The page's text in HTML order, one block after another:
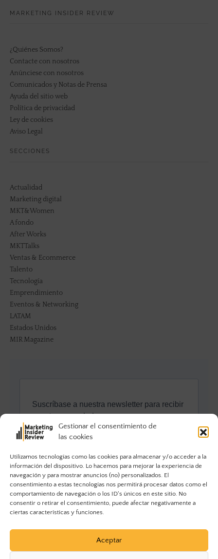
Gestionar el consentimiento de
las cookies
Utilizamos tecnologías como las cookies para almacenar y/o acceder a la
información del dispositivo. Lo hacemos para mejorar la experiencia de
navegación y para mostrar anuncios (no) personalizados. El
consentimiento a estas tecnologías nos permitirá procesar datos como el
comportamiento de navegación o los ID's únicos en este sitio. No
consentir o retirar el consentimiento, puede afectar negativamente a
ciertas características y funciones.
Aceptar
MARKETING INSIDER REVIEW
¿Quiénes Somos?
Contacte con nosotros
Anúnciese con nosotros
Comunicados y Notas de Prensa
Ayuda del sitio web
Política de privacidad
Ley de cookies
Aviso Legal
SECCIONES
Actualidad
Marketing digital
MKT&Women
A fondo
After Works
MKTTalks
Ventas & Ecommerce
Talento
Tecnología
Emprendimiento
Eventos & Networking
LATAM
Estados Unidos
MIR Magazine